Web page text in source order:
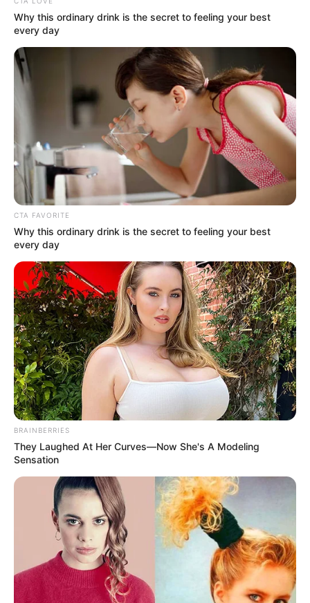
11. ,,Készítettem egy fotót, ami pontosan úgy néz ki, mint a híres
Windows XP háttérkép.”